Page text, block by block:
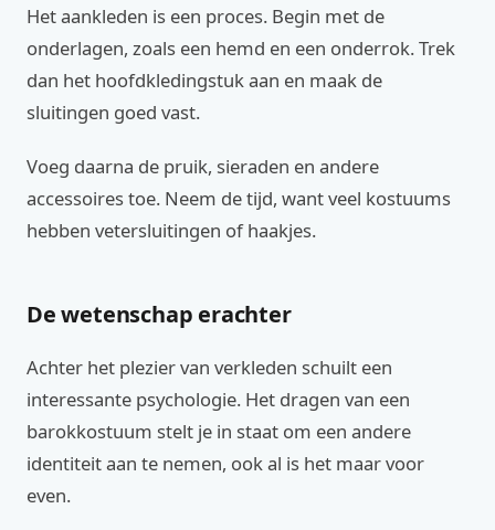
Het aankleden is een proces. Begin met de
onderlagen, zoals een hemd en een onderrok. Trek
dan het hoofdkledingstuk aan en maak de
sluitingen goed vast.
Voeg daarna de pruik, sieraden en andere
accessoires toe. Neem de tijd, want veel kostuums
hebben vetersluitingen of haakjes.
De wetenschap erachter
Achter het plezier van verkleden schuilt een
interessante psychologie. Het dragen van een
barokkostuum stelt je in staat om een andere
identiteit aan te nemen, ook al is het maar voor
even.